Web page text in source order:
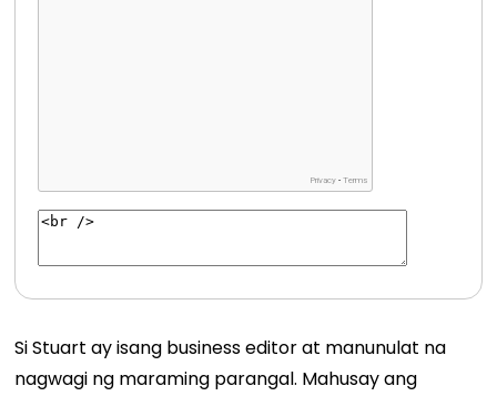
Si Stuart ay isang business editor at manunulat na
nagwagi ng maraming parangal. Mahusay ang